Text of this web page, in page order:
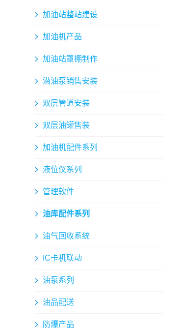
加油站整站建设
加油机产品
加油站罩棚制作
潜油泵销售安装
双层管道安装
双层油罐售装
加油机配件系列
液位仪系列
管理软件
油库配件系列
油气回收系统
IC卡机联动
油泵系列
油品配送
防爆产品